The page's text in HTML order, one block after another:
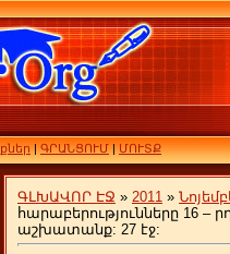
|ԳՐԱՆՑՈՒՄ|ՄՈՒՏՔ
ԳԼԽԱՎՈՐ ԷՋ » 2011 »
հարաբերությունները 16 –
աշխատանք: 27 էջ: